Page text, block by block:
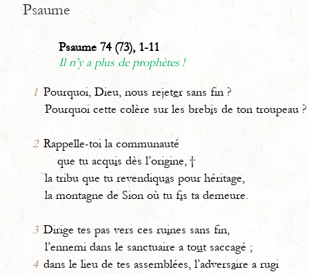
Psaume
Psaume 74 (73), 1-11
Il n’y a plus de prophètes !
1 Pourquoi, Dieu, nous rejeter sans fin ?
Pourquoi cette colère sur les brebis de ton troupeau ?
2 Rappelle-toi la communauté
que tu acquis dès l’origine, †
la tribu que tu revendiquas pour héritage,
la montagne de Sion où tu fis ta demeure.
3 Dirige tes pas vers ces ruines sans fin,
l’ennemi dans le sanctuaire a tout saccagé ;
4 dans le lieu de tes assemblées, l’adversaire a rugi